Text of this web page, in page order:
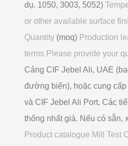
dụ. 1050, 3003, 5052)
or other available surface
Quantity (moq) Production
terms Please provide your
Cảng CIF Jebel Ali, UAE
đường biển), hoặc cung
và CIF Jebel Ali Port, Các
thống nhất giá. Nếu có sẵn,
Product catalogue Mill Test